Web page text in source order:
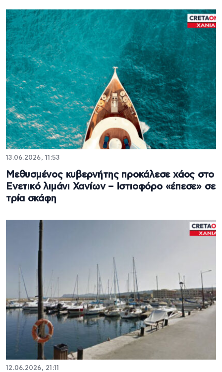
13.06.2026, 11:53
Μεθυσμένος κυβερνήτης προκάλεσε χάος στο
Ενετικό λιμάνι Χανίων – Ιστιοφόρο «έπεσε» σε
τρία σκάφη
12.06.2026, 21:11